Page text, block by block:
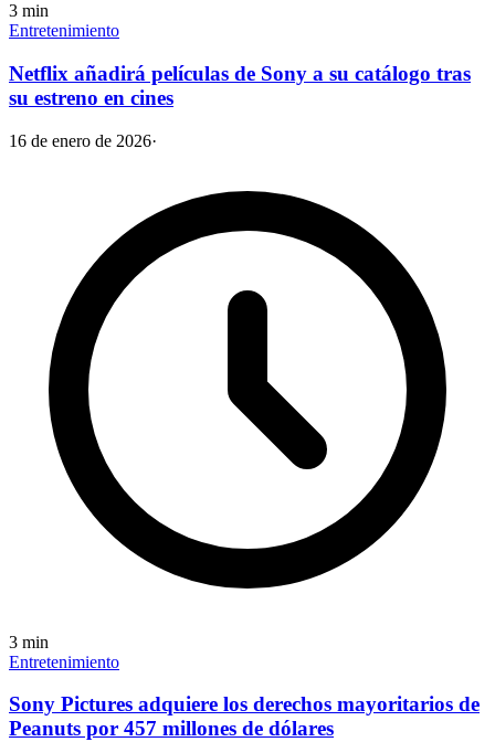
3 min
Entretenimiento
Netflix añadirá películas de Sony a su catálogo tras
su estreno en cines
16 de enero de 2026·
3 min
Entretenimiento
Sony Pictures adquiere los derechos mayoritarios de
Peanuts por 457 millones de dólares